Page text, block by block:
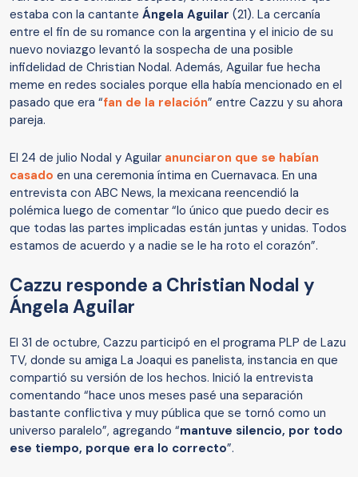
estaba con la cantante Ángela Aguilar (21). La cercanía
entre el fin de su romance con la argentina y el inicio de su
nuevo noviazgo levantó la sospecha de una posible
infidelidad de Christian Nodal. Además, Aguilar fue hecha
meme en redes sociales porque ella había mencionado en el
pasado que era “fan de la relación” entre Cazzu y su ahora
pareja.
El 24 de julio Nodal y Aguilar anunciaron que se habían
casado en una ceremonia íntima en Cuernavaca. En una
entrevista con ABC News, la mexicana reencendió la
polémica luego de comentar “lo único que puedo decir es
que todas las partes implicadas están juntas y unidas. Todos
estamos de acuerdo y a nadie se le ha roto el corazón”.
Cazzu responde a Christian Nodal y
Ángela Aguilar
El 31 de octubre, Cazzu participó en el programa PLP de Lazu
TV, donde su amiga La Joaqui es panelista, instancia en que
compartió su versión de los hechos. Inició la entrevista
comentando “hace unos meses pasé una separación
bastante conflictiva y muy pública que se tornó como un
universo paralelo”, agregando “mantuve silencio, por todo
ese tiempo, porque era lo correcto”.